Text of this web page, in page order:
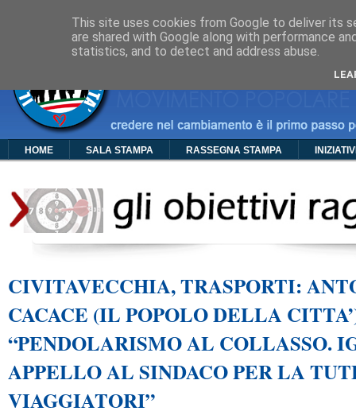
HOME SALA STAMPA RASSEGNA STAMPA
CIVITAVECCHIA, TRASPORTI:
CACACE (IL POPOLO DELLA
“PENDOLARISMO AL COLLASSO.
APPELLO AL SINDACO PER LA
VIAGGIATORI”
This site uses cookies from Google to deliver its
are shared with Google along with performance
statistics, and to detect and address abuse.